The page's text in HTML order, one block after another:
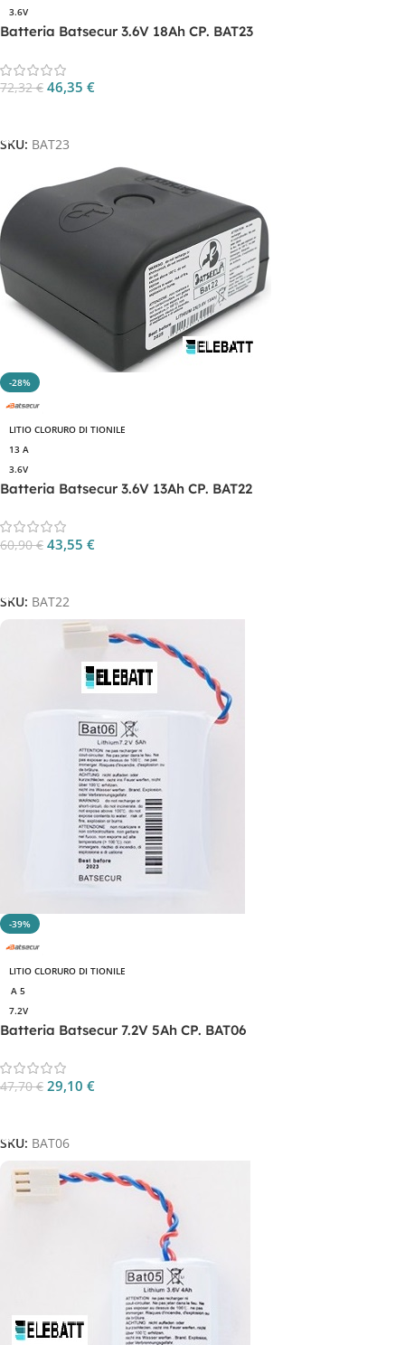
3.6V
Batteria Batsecur 3.6V 18Ah CP. BAT23
72,32€ 46,35 €
SKU: BAT23
-28%
LITIO CLORURO DI TIONILE
13 A
3.6V
Batteria Batsecur 3.6V 13Ah CP. BAT22
60,90€ 43,55 €
SKU: BAT22
-39%
LITIO CLORURO DI TIONILE
A 5
7.2V
Batteria Batsecur 7.2V 5Ah CP. BAT06
47,70€ 29,10 €
SKU: BAT06